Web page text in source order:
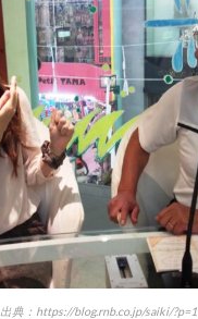
出典：https://blog.rnb.co.jp/saiki/